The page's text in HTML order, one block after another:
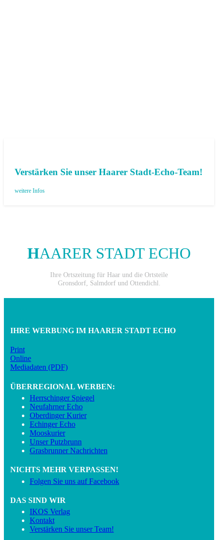
Verstärken Sie unser Haarer Stadt-Echo-Team!
weitere Infos
HAARER STADT ECHO
Ihre Ortszeitung für Haar und die Ortsteile
Gronsdorf, Salmdorf und Ottendichl.
IHRE WERBUNG IM HAARER STADT ECHO
Print
Online
Mediadaten (PDF)
ÜBERREGIONAL WERBEN:
Herrschinger Spiegel
Neufahrner Echo
Oberdinger Kurier
Echinger Echo
Mooskurier
Unser Putzbrunn
Grasbrunner Nachrichten
NICHTS MEHR VERPASSEN!
Folgen Sie uns auf Facebook
DAS SIND WIR
IKOS Verlag
Kontakt
Verstärken Sie unser Team!